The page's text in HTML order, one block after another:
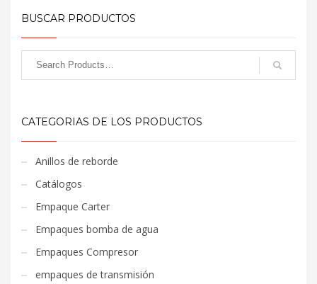
BUSCAR PRODUCTOS
CATEGORIAS DE LOS PRODUCTOS
Anillos de reborde
Catálogos
Empaque Carter
Empaques bomba de agua
Empaques Compresor
empaques de transmisión